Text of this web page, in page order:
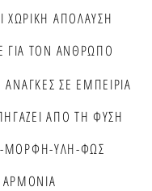
ΧΩΡΙΚΗ ΑΠΟΛΑΥΣΗ
ΓΙΑ ΤΟΝ ΑΝΘΡΩΠΟ
ΔΗΜΙΟΥΡΓΟΥΜΕ ΑΝΑΓΚΕΣ ΣΕ ΕΜΠΕΙΡΙΑ
ΑΠΟ ΤΗ ΦΥΣΗ
ΜΟΡΦΗ-ΥΛΗ-ΦΩΣ
ΑΡΜΟΝΙΑ